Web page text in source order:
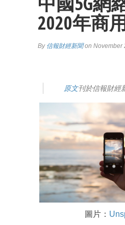
2020年商
By 信報財經新聞on November
原文刊於信報財經
圖片：